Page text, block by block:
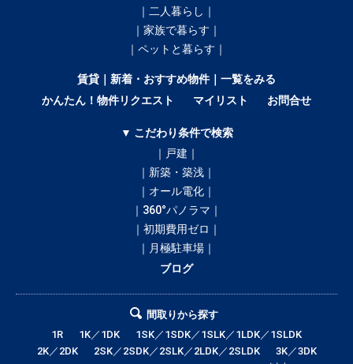
｜二人暮らし｜
｜家族で暮らす｜
｜ペットと暮らす｜
賃貸｜新着・おすすめ物件｜一覧をみる
かんたん！物件リクエスト
マイリスト お問合せ
▼ こだわり条件で検索
｜戸建｜
｜新築・築浅｜
｜オール電化｜
｜360°パノラマ｜
｜初期費用ゼロ｜
｜月極駐車場｜
ブログ
間取りから探す
1R
1K／1DK
1SK／1SDK／1SLK／1LDK／1SLDK
2K／2DK
2SK／2SDK／2SLK／2LDK／2SLDK
3K／3DK